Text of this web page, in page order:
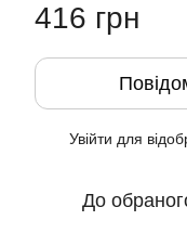
416 грн
Увійти для
До